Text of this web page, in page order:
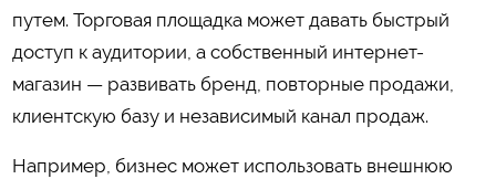
путем. Торговая площадка может давать быстрый
доступ к аудитории, а собственный интернет-
магазин — развивать бренд, повторные продажи,
клиентскую базу и независимый канал продаж.
Например, бизнес может использовать внешнюю